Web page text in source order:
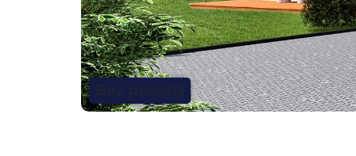
Bez prowizji